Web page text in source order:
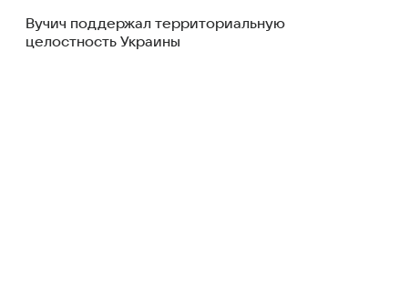
Вучич поддержал территориальную
целостность Украины